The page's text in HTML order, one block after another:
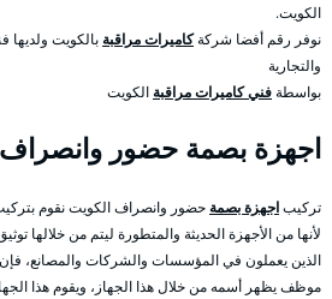
الكويت.
نوفر رقم أفضا شركةكاميرات مراقبة بالكويت ولديها
والتجارية
بواسطةفني كاميرات مراقبة الكويت
اجهزة بصمة حضور وانصراف
تركيباجهزة بصمة حضور وانصراف الكويت نقوم
لأنها من الأجهزة الحديثة والمتطورة ليتم من خلالها
الذين يعملون في المؤسسات والشركات والمصانع، فإن
موظف يظهر أسمه من خلال هذا الجهاز، ويقوم هذا